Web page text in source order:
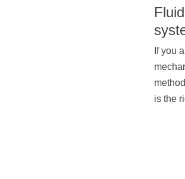
If you
is the